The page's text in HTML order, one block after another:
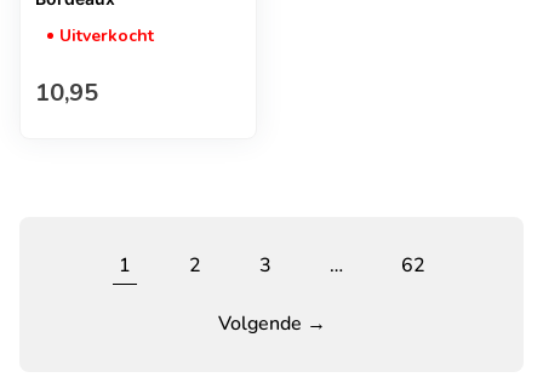
Uitverkocht
Normale prijs
10,95
1 2 3 … 62
Volgende →